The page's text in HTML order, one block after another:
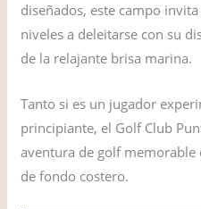
diseñados, este campo
niveles a deleitarse con su
de la relajante brisa marina.
Tanto si es un jugador
principiante, el Golf Club
aventura de golf
de fondo costero.